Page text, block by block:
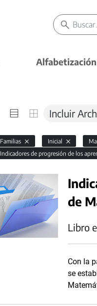
Alfabetización
Incluir
Familias Inicial
Indicadores de progresión de los
de
Libro
Con la
se